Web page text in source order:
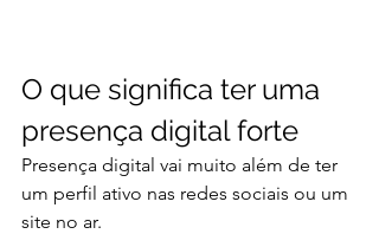
O que significa ter uma
presença digital forte
Presença digital vai muito além de ter
um perfil ativo nas redes sociais ou um
site no ar.